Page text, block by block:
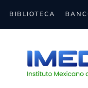
BIBLIOTECA